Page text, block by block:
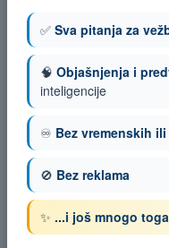
✅ Sva pitanja za
🧠 Objašnjenja i
inteligencije
♾️ Bez vremenskih
🚫 Bez reklama
✨ ...i još mnogo